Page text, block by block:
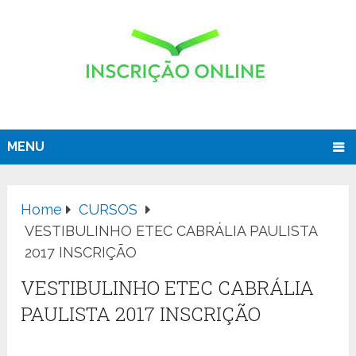
MENU
Home
CURSOS
VESTIBULINHO ETEC CABRÁLIA PAULISTA
2017 INSCRIÇÃO
VESTIBULINHO ETEC CABRÁLIA
PAULISTA 2017 INSCRIÇÃO